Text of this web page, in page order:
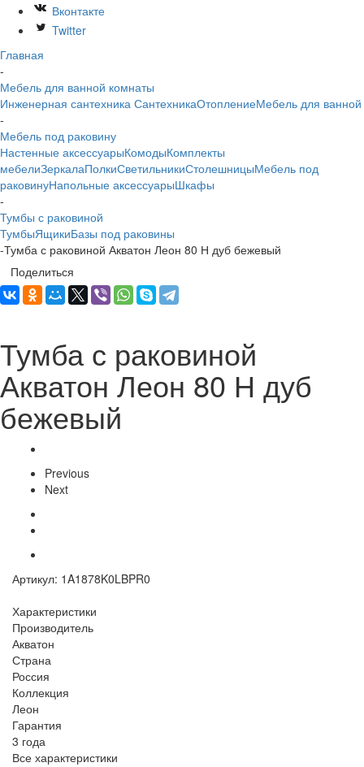
Вконтакте
Twitter
Главная
-
Мебель для ванной комнаты
Инженерная сантехника СантехникаОтоплениеМебель для ванной
-
Мебель под раковину
Настенные аксессуарыКомодыКомплекты
мебелиЗеркалаПолкиСветильникиСтолешницыМебель под
раковинуНапольные аксессуарыШкафы
-
Тумбы с раковиной
ТумбыЯщикиБазы под раковины
-Тумба с раковиной Акватон Леон 80 Н дуб бежевый
Поделиться
Тумба с раковиной
Акватон Леон 80 Н дуб
бежевый
Previous
Next
Артикул: 1A1878K0LBPR0
Характеристики
Производитель
Акватон
Страна
Россия
Коллекция
Леон
Гарантия
3 года
Все характеристики